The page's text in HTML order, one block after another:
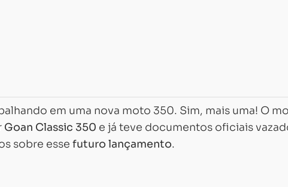
em uma nova moto 350. Sim, mais uma! O
Goan Classic 350 e já teve documentos oficiais
sobre esse futuro lançamento.